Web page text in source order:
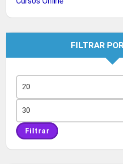
FILTRAR
mínimo
máximo
Filtrar